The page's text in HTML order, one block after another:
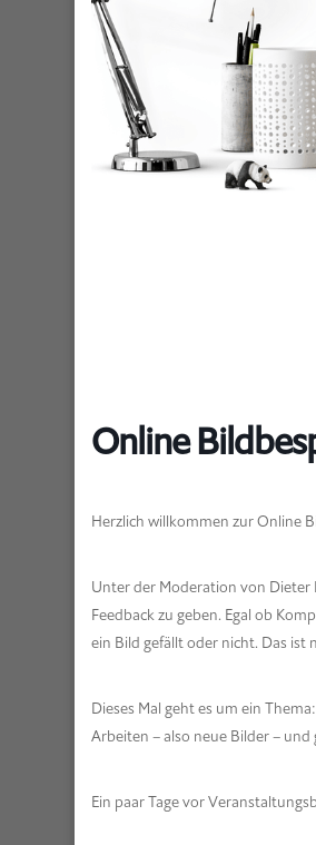
Online
Herzlich willkommen zur Online
Unter der Moderation von Dieter
Feedback zu geben. Egal ob
ein Bild gefällt oder nicht. Das ist
Dieses Mal geht es um ein
Arbeiten – also neue Bilder –
Ein paar Tage vor